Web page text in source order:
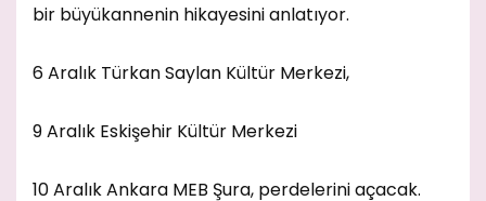
bir büyükannenin hikayesini anlatıyor.
6 Aralık Türkan Saylan Kültür Merkezi,
9 Aralık Eskişehir Kültür Merkezi
10 Aralık Ankara MEB Şura, perdelerini açacak.